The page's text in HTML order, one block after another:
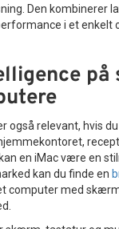
Den kombinerer
i et enkelt
også relevant, hvis
en iMac være en
kan du finde en
computer med